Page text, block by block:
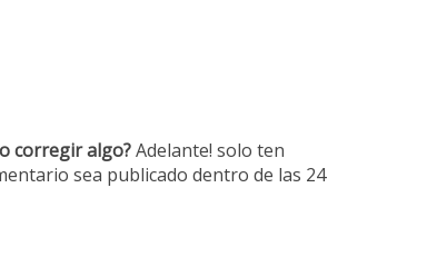
corregir algo?Adelante! solo ten
sea publicado dentro de las 24